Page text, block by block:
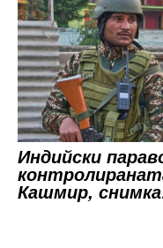
Индийски
Кашмир,